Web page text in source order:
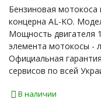
Бензиновая мотокоса
концерна AL-KO.
Мощность двигателя
элемента мотокосы -
Официальная
сервисов по всей
В наличии